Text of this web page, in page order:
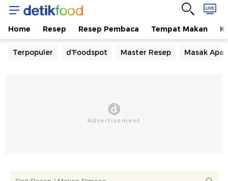
Home Resep Resep Pembaca Tempat Makan
Terpopuler d'Foodspot Master Resep Masak Apa